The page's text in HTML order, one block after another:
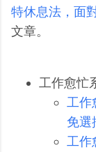
特休息法，面
文章。
工作愈忙
工作
免選
工作